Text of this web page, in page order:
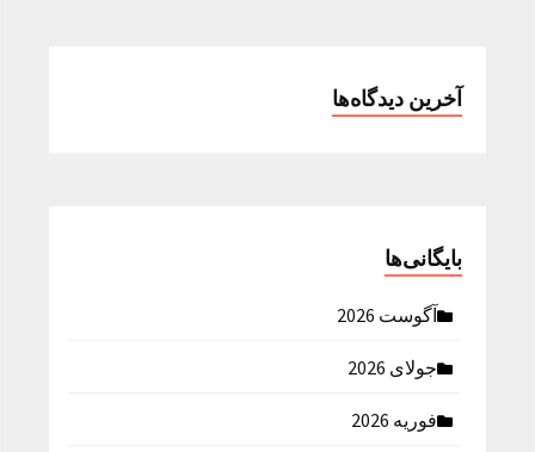
آخرین دیدگاه‌ها
بایگانی‌ها
آگوست 2026
جولای 2026
فوریه 2026